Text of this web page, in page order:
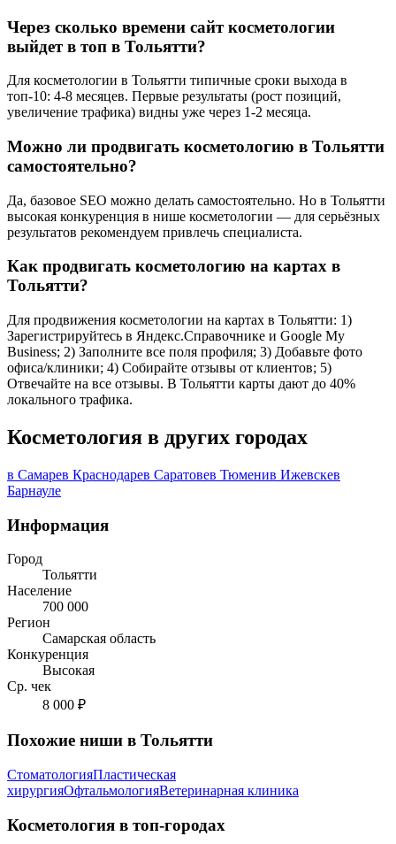
Через сколько времени сайт косметологии
выйдет в топ в Тольятти?
Для косметологии в Тольятти типичные сроки выхода в
топ-10: 4-8 месяцев. Первые результаты (рост позиций,
увеличение трафика) видны уже через 1-2 месяца.
Можно ли продвигать косметологию в Тольятти
самостоятельно?
Да, базовое SEO можно делать самостоятельно. Но в Тольятти
высокая конкуренция в нише косметологии — для серьёзных
результатов рекомендуем привлечь специалиста.
Как продвигать косметологию на картах в
Тольятти?
Для продвижения косметологии на картах в Тольятти: 1)
Зарегистрируйтесь в Яндекс.Справочнике и Google My
Business; 2) Заполните все поля профиля; 3) Добавьте фото
офиса/клиники; 4) Собирайте отзывы от клиентов; 5)
Отвечайте на все отзывы. В Тольятти карты дают до 40%
локального трафика.
Косметология в других городах
в Самарев Краснодарев Саратовев Тюменив Ижевскев
Барнауле
Информация
Город
Тольятти
Население
700 000
Регион
Самарская область
Конкуренция
Высокая
Ср. чек
8 000 ₽
Похожие ниши в Тольятти
СтоматологияПластическая
хирургияОфтальмологияВетеринарная клиника
Косметология в топ-городах